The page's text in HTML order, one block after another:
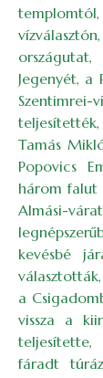
Jegenyét,
Tamás
Popovics
három falut
Almási-
kevésbé
a
vissza a
fáradt